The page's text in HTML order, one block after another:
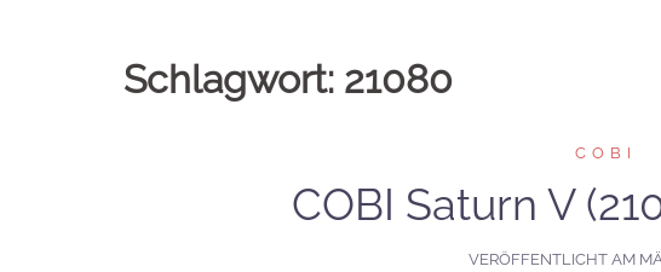
Schlagwort: 21080
COBI
COBI Saturn V
VERÖFFENTLICHT AM